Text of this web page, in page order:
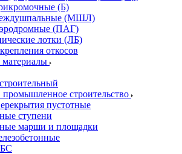
(Б)
(МШЛ)
(ПАГ)
лотки (ЛБ)
откосов
промышленное строительство
пустотные
ступени
марши и площадки